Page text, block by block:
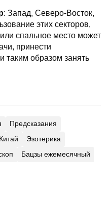
: Запад, Северо-Восток,
этих секторов,
спальное место может
принести
таким образом занять
Предсказания
Китай
Эзотерика
Бацзы ежемесячный